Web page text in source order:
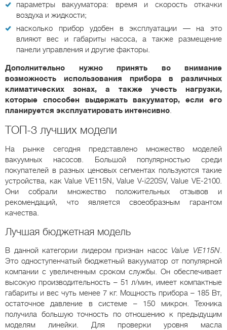
параметры вакууматора: время и скорость откачки
воздуха и жидкости;
насколько прибор удобен в эксплуатации — на это
влияют вес и габариты насоса, а также размещение
панели управления и другие факторы.
Дополнительно нужно принять во внимание
возможность использования прибора в различных
климатических зонах, а также учесть нагрузки,
которые способен выдержать вакууматор, если его
планируется эксплуатировать интенсивно.
ТОП-3 лучших модели
На рынке сегодня представлено множество моделей
вакуумных насосов. Большой популярностью среди
покупателей в разных ценовых сегментах пользуются такие
устройства, как Value VE115N, Value V-i220SV, Value VE-2100.
Они собрали множество положительных отзывов и
рекомендаций, что является своеобразным гарантом
качества.
Лучшая бюджетная модель
В данной категории лидером признан насос Value VE115N.
Это одноступенчатый бюджетный вакууматор от популярной
компании с увеличенным сроком службы. Он обеспечивает
высокую производительность – 51 л/мин, имеет компактные
габариты и вес чуть менее 7 кг. Мощность прибора – 185 Вт,
остаточное давление в системе – 150 микрон. Техника
получила большую точность по отношению к предыдущим
моделям линейки. Для проверки уровня масла